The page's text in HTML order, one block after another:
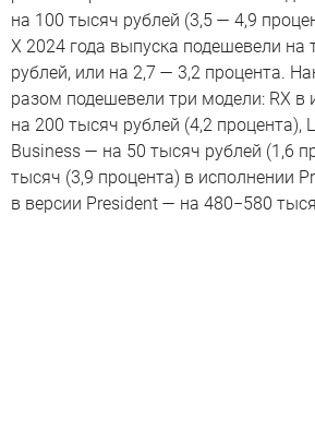
на 100 тысяч рублей (3,5 — 4,9
X 2024 года выпуска подешевели на
рублей, или на 2,7 — 3,2 процента.
разом подешевели три модели: RX в
на 200 тысяч рублей (4,2 процента),
Business — на 50 тысяч рублей (1,6
тысяч (3,9 процента) в исполнении
в версии President — на 480−580